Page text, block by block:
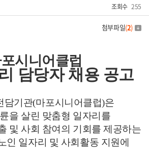
조회수 255
첨부파일(2)
시니어클럽
담당자 채용 공고
담기관(마포시니어클럽)은
을 살린 맞춤형 일자리를
및 사회 참여의 기회를 제공하는
인 일자리 및 사회활동 지원에